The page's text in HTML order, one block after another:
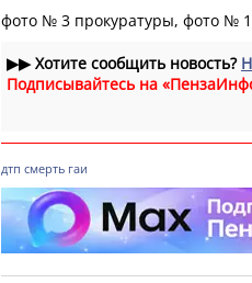
фото № 3 прокуратуры, фото №
▶▶Хотите сообщить новость?
Подписывайтесь на
дтп смерть гаи